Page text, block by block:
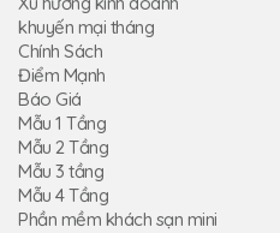
khuyến mại tháng
Chính Sách
Điểm Mạnh
Báo Giá
Mẫu 1 Tầng
Mẫu 2 Tầng
Mẫu 3 tầng
Mẫu 4 Tầng
Phần mềm khách sạn mini